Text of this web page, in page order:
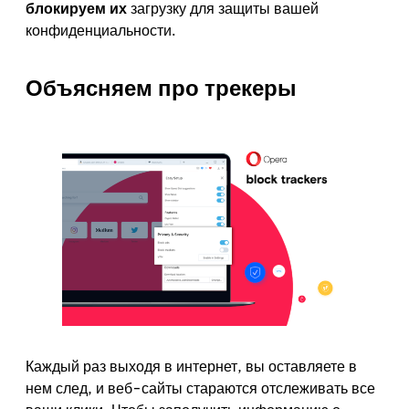
блокируем их загрузку для защиты вашей
конфиденциальности.
Объясняем про трекеры
Каждый раз выходя в интернет, вы оставляете в
нем след, и веб-сайты стараются отслеживать все